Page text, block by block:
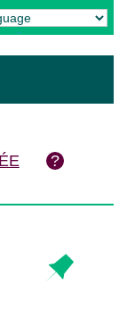
Translate